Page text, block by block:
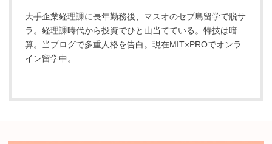
大手企業経理課に長年勤務後、マスオのセブ島留学で脱サ
ラ。経理課時代から投資でひと山当てている。特技は暗
算。当ブログで多重人格を告白。現在MIT×PROでオンラ
イン留学中。